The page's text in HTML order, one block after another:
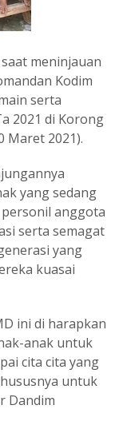
meninjauan
Kodim
serta
2021 di Korong
Maret 2021).
yang sedang
anggota
serta semagat
yang
kuasai
ini di harapkan
anak untuk
cita cita yang
untuk
Dandim